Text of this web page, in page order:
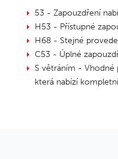
53 - Zapouzdření
H53 - Přístupné
H68 - Stejné
C53 - Úplné
S větráním - Vhodné
která nabízí